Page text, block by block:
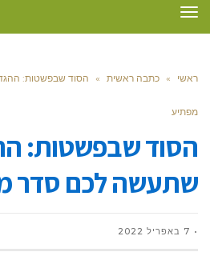
תפריט
ראשי » כתבה ראשית » הסוד שבפשטות:
מפתיע
הסוד שבפשטות:
שתעשה לכם סדר
7 באפריל 2022